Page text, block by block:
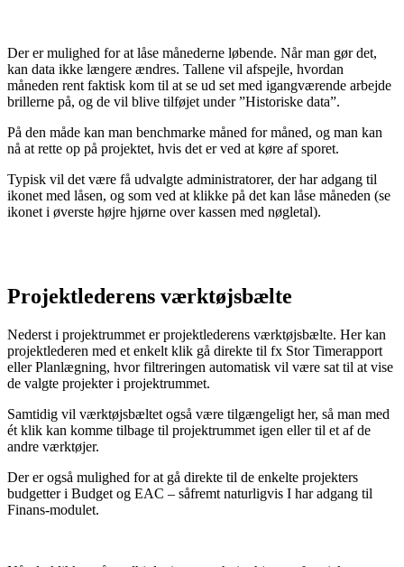
Der er mulighed for at låse månederne løbende. Når man gør det,
kan data ikke længere ændres. Tallene vil afspejle, hvordan
måneden rent faktisk kom til at se ud set med igangværende arbejde
brillerne på, og de vil blive tilføjet under ”Historiske data”.
På den måde kan man benchmarke måned for måned, og man kan
nå at rette op på projektet, hvis det er ved at køre af sporet.
Typisk vil det være få udvalgte administratorer, der har adgang til
ikonet med låsen, og som ved at klikke på det kan låse måneden (se
ikonet i øverste højre hjørne over kassen med nøgletal).
Projektlederens værktøjsbælte
Nederst i projektrummet er projektlederens værktøjsbælte. Her kan
projektlederen med et enkelt klik gå direkte til fx Stor Timerapport
eller Planlægning, hvor filtreringen automatisk vil være sat til at vise
de valgte projekter i projektrummet.
Samtidig vil værktøjsbæltet også være tilgængeligt her, så man med
ét klik kan komme tilbage til projektrummet igen eller til et af de
andre værktøjer.
Der er også mulighed for at gå direkte til de enkelte projekters
budgetter i Budget og EAC – såfremt naturligvis I har adgang til
Finans-modulet.